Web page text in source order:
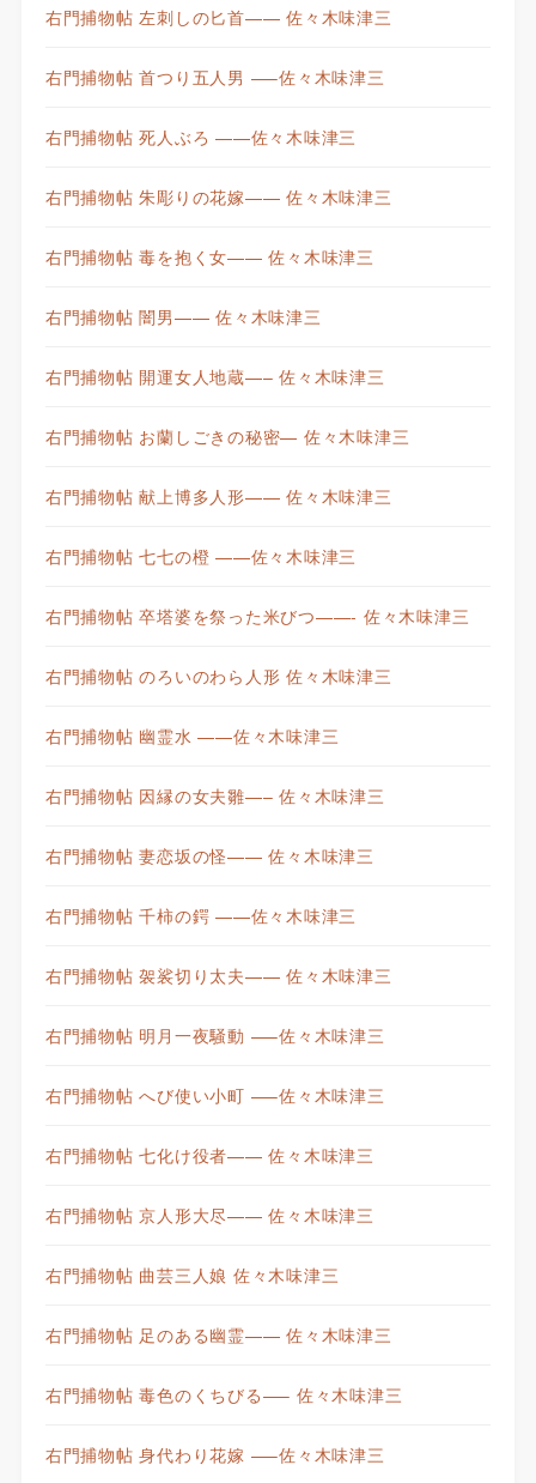
右門捕物帖 左刺しの匕首—— 佐々木味津三
右門捕物帖 首つり五人男 —–佐々木味津三
右門捕物帖 死人ぶろ ——佐々木味津三
右門捕物帖 朱彫りの花嫁—— 佐々木味津三
右門捕物帖 毒を抱く女—— 佐々木味津三
右門捕物帖 闇男—— 佐々木味津三
右門捕物帖 開運女人地蔵—– 佐々木味津三
右門捕物帖 お蘭しごきの秘密— 佐々木味津三
右門捕物帖 献上博多人形—— 佐々木味津三
右門捕物帖 七七の橙 ——佐々木味津三
右門捕物帖 卒塔婆を祭った米びつ——- 佐々木味津三
右門捕物帖 のろいのわら人形 佐々木味津三
右門捕物帖 幽霊水 ——佐々木味津三
右門捕物帖 因縁の女夫雛—– 佐々木味津三
右門捕物帖 妻恋坂の怪—— 佐々木味津三
右門捕物帖 千柿の鍔 ——佐々木味津三
右門捕物帖 袈裟切り太夫—— 佐々木味津三
右門捕物帖 明月一夜騒動 —–佐々木味津三
右門捕物帖 へび使い小町 —–佐々木味津三
右門捕物帖 七化け役者—— 佐々木味津三
右門捕物帖 京人形大尽—— 佐々木味津三
右門捕物帖 曲芸三人娘 佐々木味津三
右門捕物帖 足のある幽霊—— 佐々木味津三
右門捕物帖 毒色のくちびる—– 佐々木味津三
右門捕物帖 身代わり花嫁 —–佐々木味津三